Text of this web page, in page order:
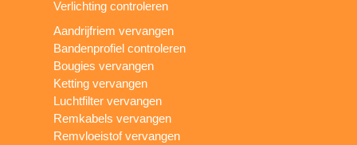
Verlichting controleren
Aandrijfriem vervangen
Bandenprofiel controleren
Bougies vervangen
Ketting vervangen
Luchtfilter vervangen
Remkabels vervangen
Remvloeistof vervangen